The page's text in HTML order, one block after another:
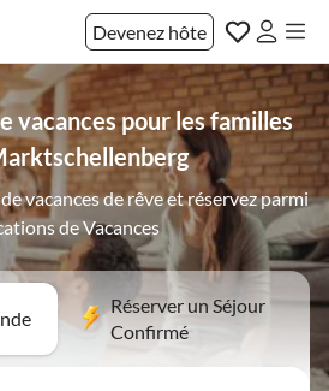
Devenez hôte
vacances pour les familles
vacances de rêve et réservez parmi
de Vacances
Réserver un Séjour
Confirmé